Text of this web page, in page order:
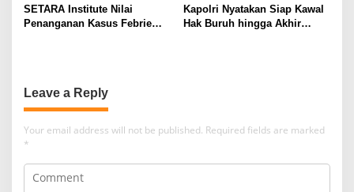
SETARA Institute Nilai
Penanganan Kasus Febrie
Kapolri Nyatakan Siap Kawal
Hak Buruh hingga Akhir
Leave a Reply
Your email address will not be published. Required fields are marked
*